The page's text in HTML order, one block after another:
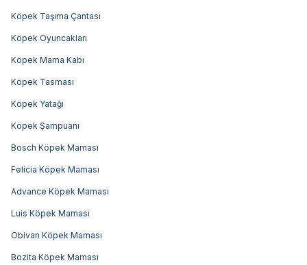
Köpek Taşıma Çantası
Köpek Oyuncakları
Köpek Mama Kabı
Köpek Tasması
Köpek Yatağı
Köpek Şampuanı
Bosch Köpek Maması
Felicia Köpek Maması
Advance Köpek Maması
Luis Köpek Maması
Obivan Köpek Maması
Bozita Köpek Maması